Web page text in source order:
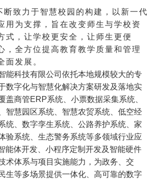
断致力于智慧校园的构建，以新一代
用为支撑，旨在改变师生与学校资
式，让学校更安全，让师生更便
，全方位提高教育教学质量和管理
面发展。
能科技有限公司 依托本地规模较大的专
数字化与智慧化解决方案研发及落地实
盖商管ERP系统、小票数据采集系统、
智慧园区系统、智慧农贸系统、低空经
统、数字孪生系统、公路养护系统、家
验系统、生态警务系统等多领域行业应
能体开发、小程序定制开发及智能硬件
术体系与项目实施能力，为政务、交
生等多场景提供一体化、高可靠的数字